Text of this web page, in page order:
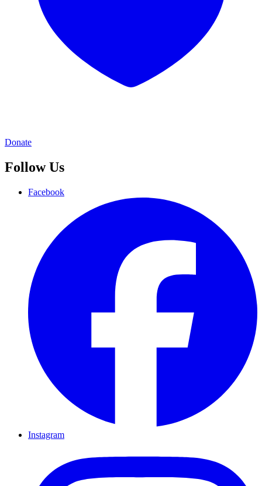
Donate
Follow Us
Facebook
Instagram